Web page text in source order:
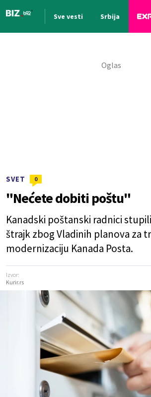
Sve vesti Srbija
SVET 0
"Nećete dobiti poštu"
Kanadski poštanski radnici
štrajk zbog Vladinih planova za
modernizaciju Kanada Posta.
Izvor:
Kurir.rs